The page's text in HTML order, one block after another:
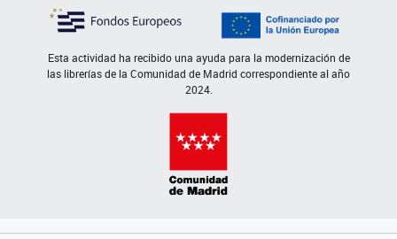
Esta actividad ha recibido una ayuda para la modernización de
las librerías de la Comunidad de Madrid correspondiente al año
2024.